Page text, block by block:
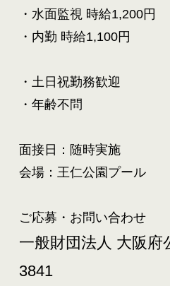
・水面監視 時給1,200円
・内勤 時給1,100円
・土日祝勤務歓迎
・年齢不問
面接日：随時実施
会場：王仁公園プール
ご応募・お問い合わせ
一般財団法人 大阪府
3841